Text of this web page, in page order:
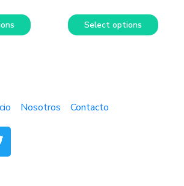
Select options
Nosotros Contacto